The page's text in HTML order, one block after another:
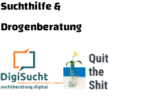
Suchthilfe &
Drogenberatung